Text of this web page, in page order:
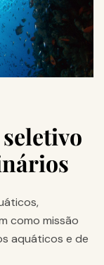
como missão
aquáticos e de